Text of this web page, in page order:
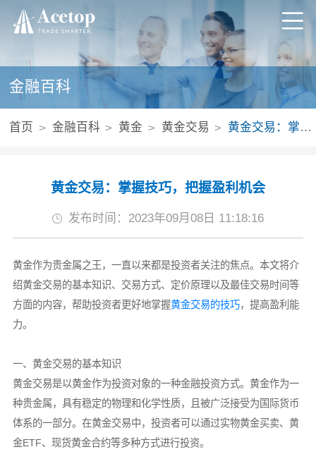
金融百科
首页 金融百科 黄金 黄金交易 黄金交易：掌握技巧，把握盈利机会
黄金交易：掌握技巧，把握盈利机会
发布时间：2023年09月08日 11:18:16
黄金作为贵金属之王，一直以来都是投资者关注的焦点。本文将介
绍黄金交易的基本知识、交易方式、定价原理以及最佳交易时间等
方面的内容，帮助投资者更好地掌握黄金交易的技巧，提高盈利能
力。
一、黄金交易的基本知识
黄金交易是以黄金作为投资对象的一种金融投资方式。黄金作为一
种贵金属，具有稳定的物理和化学性质，且被广泛接受为国际货币
体系的一部分。在黄金交易中，投资者可以通过实物黄金买卖、黄
金ETF、现货黄金合约等多种方式进行投资。